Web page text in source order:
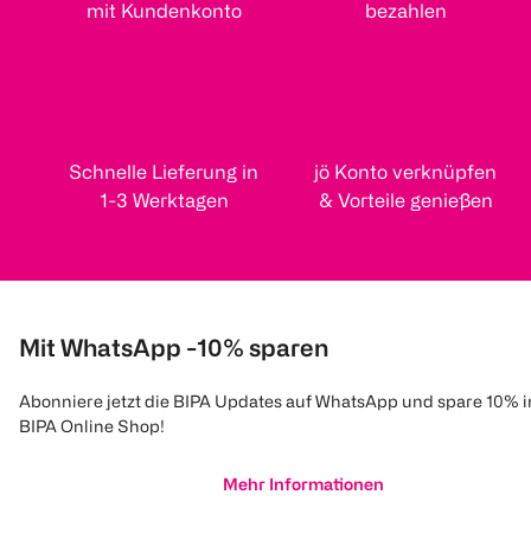
mit Kundenkonto
bezahlen
Schnelle Lieferung in
1-3 Werktagen
jö Konto verknüpfen
& Vorteile genießen
Mit WhatsApp -10% sparen
Abonniere jetzt die BIPA Updates auf WhatsApp und spare 10%
BIPA Online Shop!
Mehr Informationen